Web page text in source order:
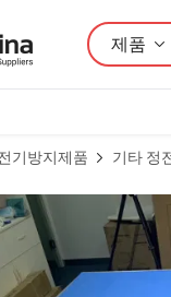
제품
기방지제품 기타 정
닥 매트 파란색 30 레이